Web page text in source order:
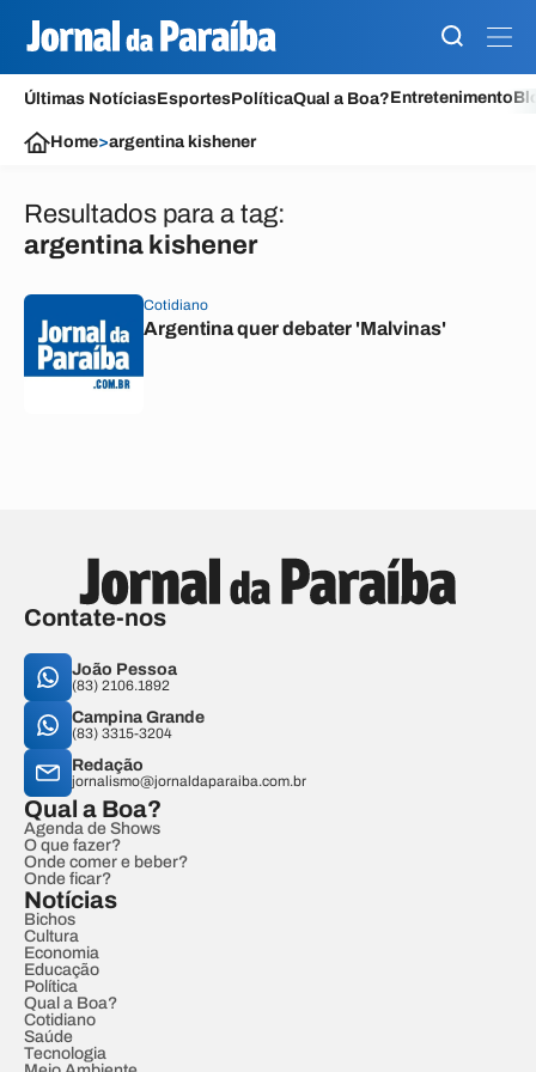
Últimas NotíciasEsportesPolíticaQual a Boa?Entretenimento
Home>argentina kishener
Resultados para a tag:
argentina kishener
Cotidiano
Argentina quer debater 'Malvinas'
Contate-nos
João Pessoa
(83) 2106.1892
Campina Grande
(83) 3315-3204
Redação
jornalismo@jornaldaparaiba.com.br
Qual a Boa?
Agenda de Shows
O que fazer?
Onde comer e beber?
Onde ficar?
Notícias
Bichos
Cultura
Economia
Educação
Política
Qual a Boa?
Cotidiano
Saúde
Tecnologia